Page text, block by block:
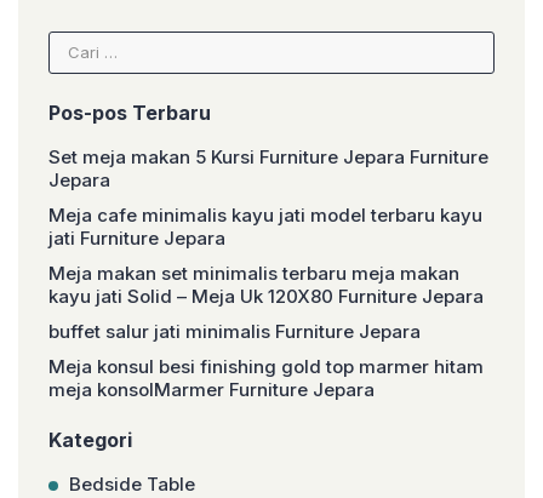
Cari
untuk:
Pos-pos Terbaru
Set meja makan 5 Kursi Furniture Jepara Furniture
Jepara
Meja cafe minimalis kayu jati model terbaru kayu
jati Furniture Jepara
Meja makan set minimalis terbaru meja makan
kayu jati Solid – Meja Uk 120X80 Furniture Jepara
buffet salur jati minimalis Furniture Jepara
Meja konsul besi finishing gold top marmer hitam
meja konsolMarmer Furniture Jepara
Kategori
Bedside Table